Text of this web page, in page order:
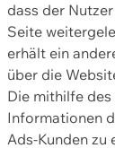
dass der
Seite
erhält ein
über die
Die mithilfe
Informationen
Ads-Kunden zu